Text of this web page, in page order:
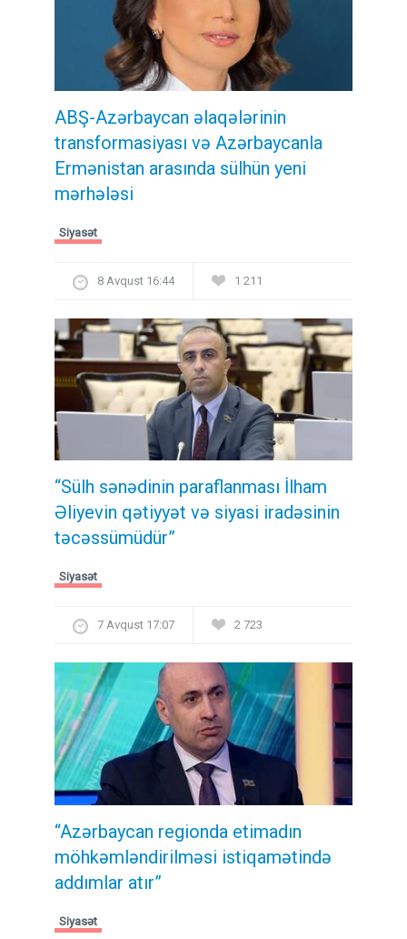
ABŞ-Azərbaycan əlaqələrinin
transformasiyası və Azərbaycanla
Ermənistan arasında sülhün yeni
mərhələsi
Siyasət
8 Avqust 16:44 1 211
“Sülh sənədinin paraflanması İlham
Əliyevin qətiyyət və siyasi iradəsinin
təcəssümüdür”
Siyasət
7 Avqust 17:07 2 723
“Azərbaycan regionda etimadın
möhkəmləndirilməsi istiqamətində
addımlar atır”
Siyasət